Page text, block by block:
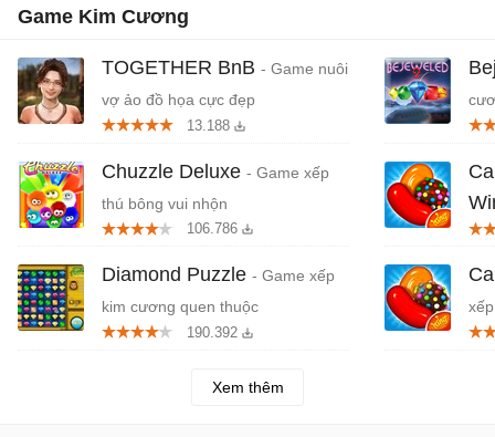
Game Kim Cương
TOGETHER BnB - Game nuôi
vợ ảo đồ họa cực đẹp
13.188
Chuzzle Deluxe - Game xếp
thú bông vui nhộn
106.786
Diamond Puzzle - Game xếp
kim cương quen thuộc
190.392
Xem thêm